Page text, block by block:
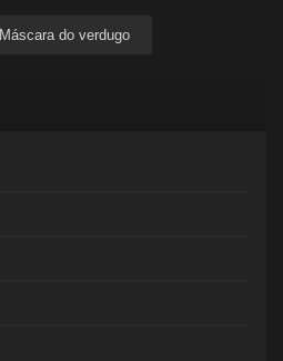
Máscara do verdugo